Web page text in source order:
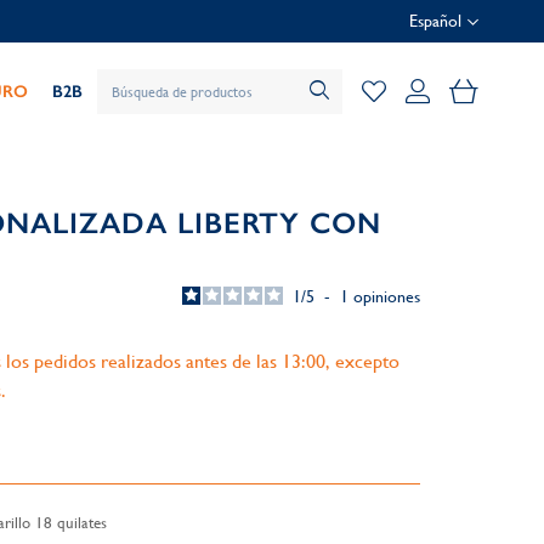
Español
B2B Mi cesta
LIBERTY CON
1/5 - 1 opiniones
pedidos realizados antes de las 13:00, excepto
18 quilates